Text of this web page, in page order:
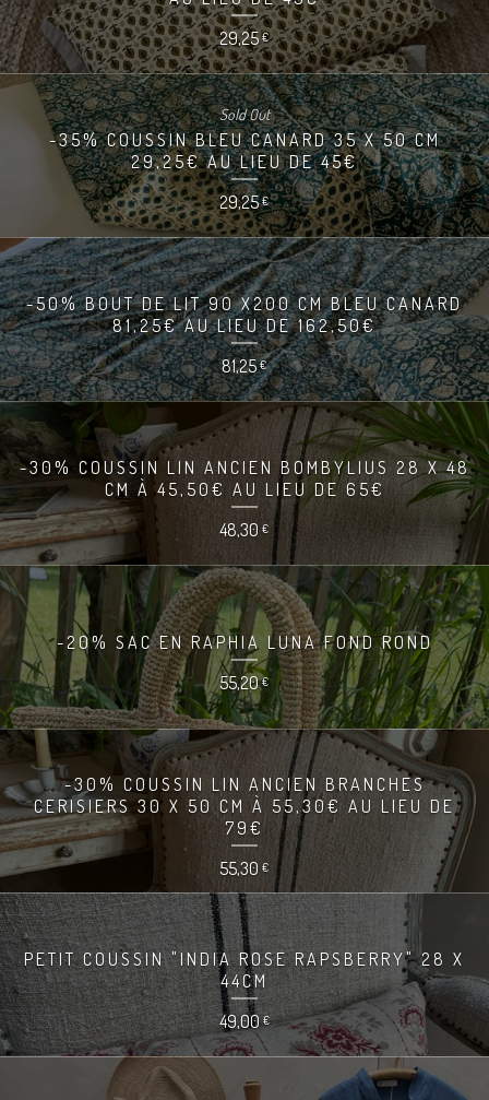
29,25€
-35% COUSSIN BLEU CANARD 35 X 50 CM
29,25€ AU LIEU DE 45€
29,25€
Sold Out
-50% BOUT DE LIT 90 X200 CM BLEU CANARD
81,25€ AU LIEU DE 162,50€
81,25€
-30% COUSSIN LIN ANCIEN BOMBYLIUS 28 X 48
CM À 45,50€ AU LIEU DE 65€
48,30 €
-20% SAC EN RAPHIA LUNA FOND ROND
55,20€
-30% COUSSIN LIN ANCIEN BRANCHES
CERISIERS 30 X 50 CM À 55,30€ AU LIEU DE
79€
55,30 €
PETIT COUSSIN "INDIA ROSE RAPSBERRY" 28 X
44CM
49,00€